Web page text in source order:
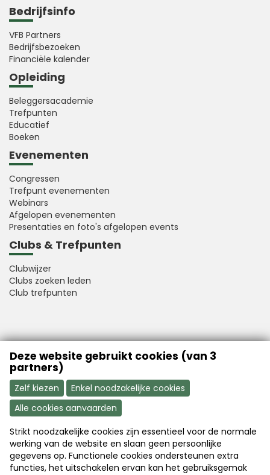
Bedrijfsinfo
VFB Partners
Bedrijfsbezoeken
Financiële kalender
Opleiding
Beleggersacademie
Trefpunten
Educatief
Boeken
Evenementen
Congressen
Trefpunt evenementen
Webinars
Afgelopen evenementen
Presentaties en foto's afgelopen events
Clubs & Trefpunten
Clubwijzer
Clubs zoeken leden
Club trefpunten
VFB is a member of Better Finance
Aanmelden Word nu lid
Deze website gebruikt cookies (van 3
partners)
Zelf kiezen
Enkel noodzakelijke cookies
Alle cookies aanvaarden
Strikt noodzakelijke cookies zijn essentieel voor de normale
werking van de website en slaan geen persoonlijke
gegevens op. Functionele cookies ondersteunen extra
functies, het uitschakelen ervan kan het gebruiksgemak